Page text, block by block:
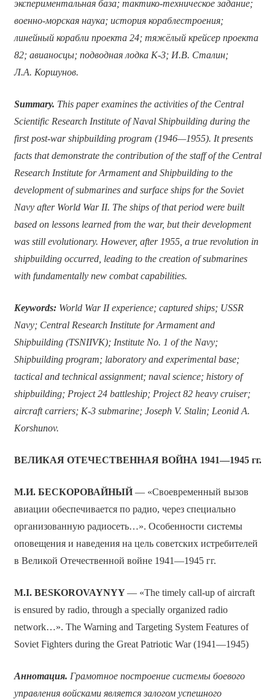
экспериментальная база; тактико-техническое задание;
военно-морская наука; история кораблестроения;
линейный корабли проекта 24; тяжёлый крейсер проекта
82; авианосцы; подводная лодка К-3; И.В. Сталин;
Л.А. Коршунов.
Summary. This paper examines the activities of the Central
Scientific Research Institute of Naval Shipbuilding during the
first post-war shipbuilding program (1946—1955). It presents
facts that demonstrate the contribution of the staff of the Central
Research Institute for Armament and Shipbuilding to the
development of submarines and surface ships for the Soviet
Navy after World War II. The ships of that period were built
based on lessons learned from the war, but their development
was still evolutionary. However, after 1955, a true revolution in
shipbuilding occurred, leading to the creation of submarines
with fundamentally new combat capabilities.
Keywords:World War II experience; captured ships; USSR
Navy; Central Research Institute for Armament and
Shipbuilding (TSNIIVK); Institute No. 1 of the Navy;
Shipbuilding program; laboratory and experimental base;
tactical and technical assignment; naval science; history of
shipbuilding; Project 24 battleship; Project 82 heavy cruiser;
aircraft carriers; K-3 submarine; Joseph V. Stalin; Leonid A.
Korshunov.
ВЕЛИКАЯ ОТЕЧЕСТВЕННАЯ ВОЙНА 1941—1945 гг.
М.И. БЕСКОРОВАЙНЫЙ— «Своевременный вызов
авиации обеспечивается по радио, через специально
организованную радиосеть…». Особенности системы
оповещения и наведения на цель советских истребителей
в Великой Отечественной войне 1941—1945 гг.
M.I. BESKOROVAYNYY— «The timely call-up of aircraft
is ensured by radio, through a specially organized radio
network…». The Warning and Targeting System Features of
Soviet Fighters during the Great Patriotic War (1941—1945)
Аннотация. Грамотное построение системы боевого
управления войсками является залогом успешного